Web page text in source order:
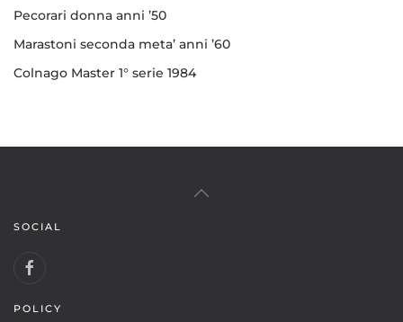
Pecorari donna anni ’50
Marastoni seconda meta’ anni ’60
Colnago Master 1° serie 1984
SOCIAL
POLICY